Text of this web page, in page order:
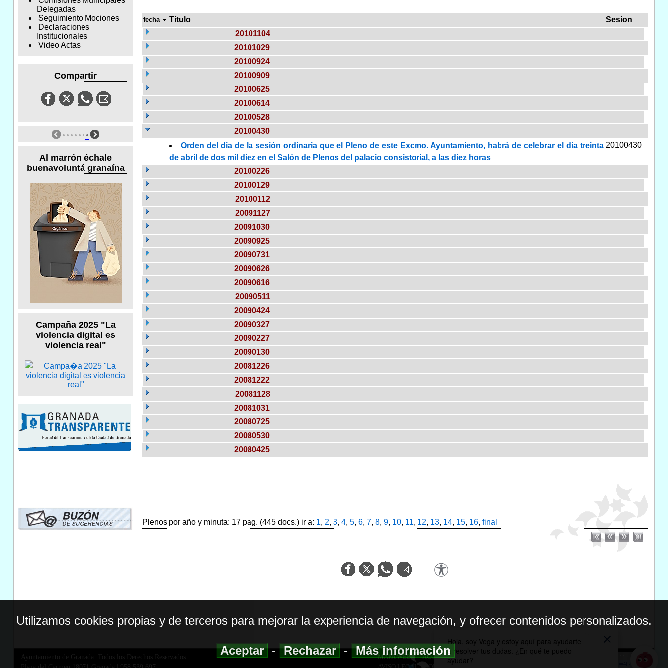
Delegadas
Seguimiento Mociones
Declaraciones
Institucionales
Video Actas
Compartir
Al marrón échale
buenavoluntá granaína
Campaña 2025 "La
violencia digital es
violencia real"
fecha Titulo
Sesion
20101104
20101029
20100924
20100909
20100625
20100614
20100528
20100430
Orden del dia de la sesión ordinaria que el Pleno de este Excmo. Ayuntamiento, habrá de celebrar el dia treinta
de abril de dos mil diez en el Salón de Plenos del palacio consistorial, a las diez horas
20100430
20100226
20100129
20100112
20091127
20091030
20090925
20090731
20090626
20090616
20090511
20090424
20090327
20090227
20090130
20081226
20081222
20081128
20081031
20080725
20080530
20080425
Plenos por año y minuta: 17 pag. (445 docs.) ir a: 1, 2, 3, 4, 5, 6, 7, 8, 9, 10, 11, 12, 13, 14, 15, 16, final
Ayuntamiento de Granada. Todos los Derechos Reservados.
MAPA WEB|ACCESIBILIDAD
AVISO LEGAL| POLITICA DE PRIVACIDAD
Utilizamos cookies propias y de terceros para mejorar la experiencia de navegación, y ofrecer contenidos personalizados.
Aceptar-Rechazar-Más información